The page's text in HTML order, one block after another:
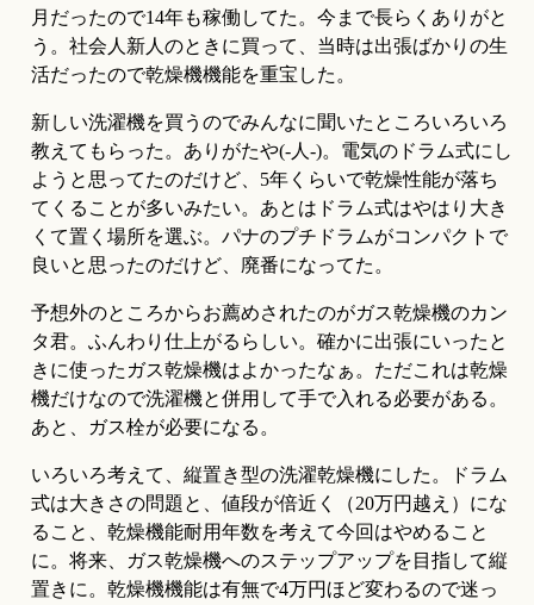
月だったので14年も稼働してた。今まで長らくありがと
う。社会人新人のときに買って、当時は出張ばかりの生
活だったので乾燥機機能を重宝した。
新しい洗濯機を買うのでみんなに聞いたところいろいろ
教えてもらった。ありがたや(-人-)。電気のドラム式にし
ようと思ってたのだけど、5年くらいで乾燥性能が落ち
てくることが多いみたい。あとはドラム式はやはり大き
くて置く場所を選ぶ。パナのプチドラムがコンパクトで
良いと思ったのだけど、廃番になってた。
予想外のところからお薦めされたのがガス乾燥機のカン
タ君。ふんわり仕上がるらしい。確かに出張にいったと
きに使ったガス乾燥機はよかったなぁ。ただこれは乾燥
機だけなので洗濯機と併用して手で入れる必要がある。
あと、ガス栓が必要になる。
いろいろ考えて、縦置き型の洗濯乾燥機にした。ドラム
式は大きさの問題と、値段が倍近く（20万円越え）にな
ること、乾燥機能耐用年数を考えて今回はやめること
に。将来、ガス乾燥機へのステップアップを目指して縦
置きに。乾燥機機能は有無で4万円ほど変わるので迷っ